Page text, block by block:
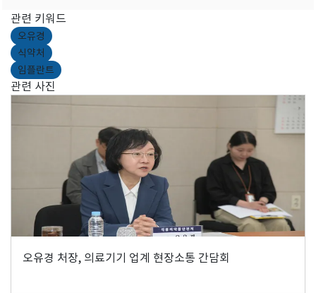
관련 키워드
오유경
식약처
임플란트
관련 사진
오유경 처장, 의료기기 업계 현장소통 간담회